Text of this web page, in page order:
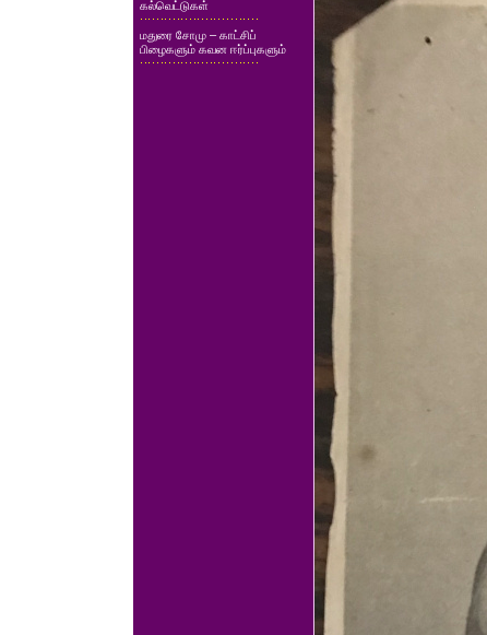
கல்வெட்டுகள்
மதுரை சோமு – காட்சிப்
பிழைகளும் கவன ஈர்ப்புகளும்